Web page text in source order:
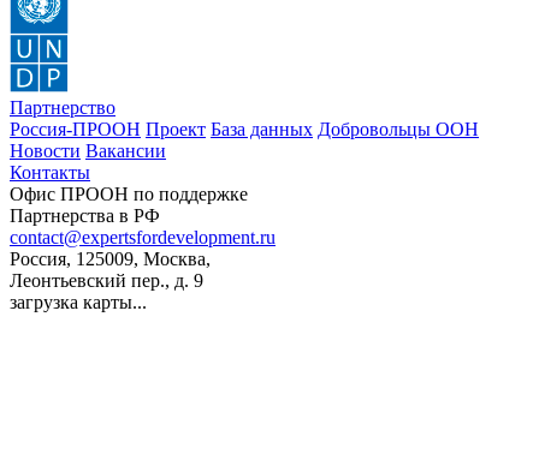
Партнерство
Россия-ПРООН Проект База данных Добровольцы ООН
Новости Вакансии
Контакты
Офис ПРООН по поддержке
Партнерства в РФ
contact@expertsfordevelopment.ru
Россия, 125009, Москва,
Леонтьевский пер., д. 9
загрузка карты...